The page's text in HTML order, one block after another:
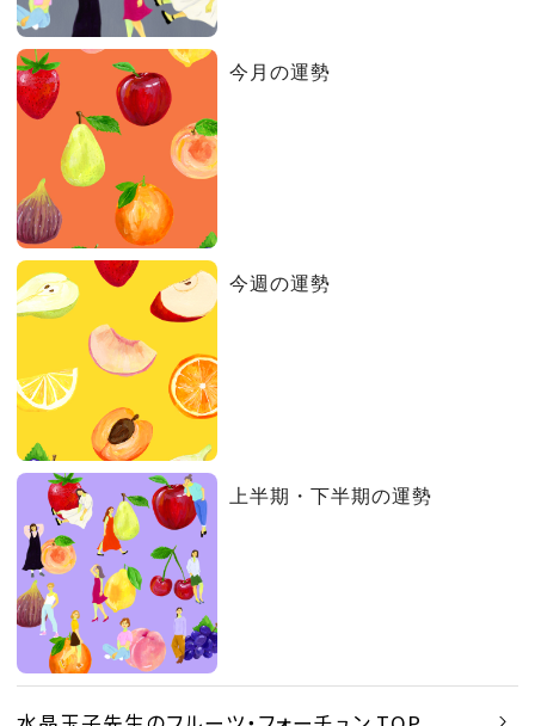
今月の運勢
今週の運勢
上半期・下半期の運勢